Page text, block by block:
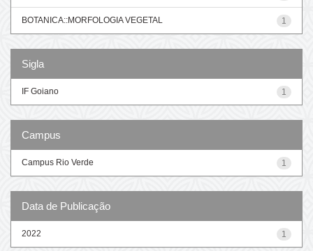
1
BOTANICA::MORFOLOGIA VEGETAL
Sigla
1
IF Goiano
Campus
1
Campus Rio Verde
Data de Publicação
1
2022